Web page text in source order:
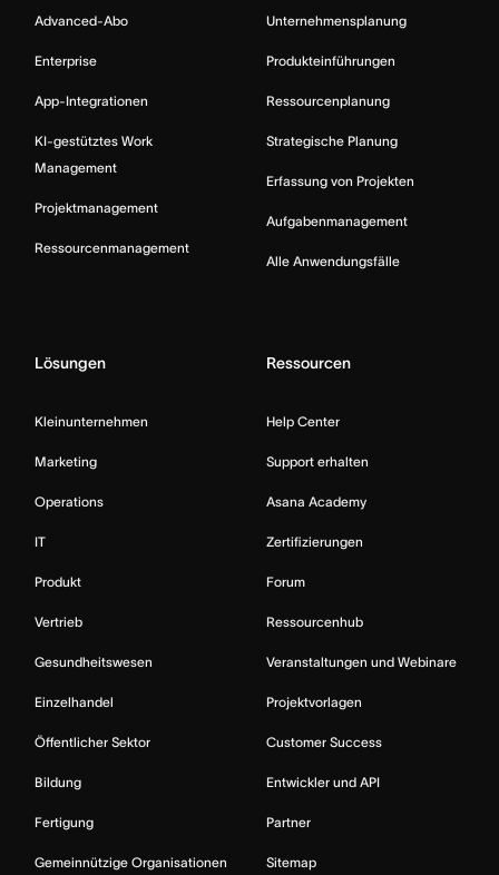
Advanced-Abo
Enterprise
App-Integrationen
KI-gestütztes Work
Management
Projektmanagement
Ressourcenmanagement
Unternehmensplanung
Produkteinführungen
Ressourcenplanung
Strategische Planung
Erfassung von Projekten
Aufgabenmanagement
Alle Anwendungsfälle
Lösungen
Kleinunternehmen
Marketing
Operations
IT
Produkt
Vertrieb
Gesundheitswesen
Einzelhandel
Öffentlicher Sektor
Bildung
Fertigung
Gemeinnützige Organisationen
Ressourcen
Help Center
Support erhalten
Asana Academy
Zertifizierungen
Forum
Ressourcenhub
Veranstaltungen und Webinare
Projektvorlagen
Customer Success
Entwickler und API
Partner
Sitemap